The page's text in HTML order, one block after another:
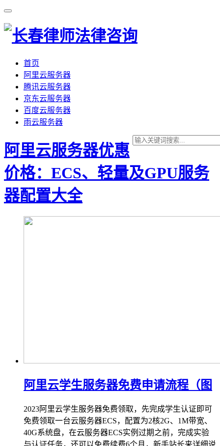
首页
阿里云服务器
腾讯云服务器
京东云服务器
百度云服务器
雨云服务器
阿里云服务器优惠
价格：ECS、轻量及GPU服务
器配置大全
阿里云学生服务器免费申请流程（图
2023阿里云学生服务器免费领取，先完成学生认证即可
免费领取一台云服务器ECS，配置为2核2G、1M带宽、
40G系统盘，在云服务器ECS实例过期之前，完成实验
与认证任务，还可以免费续费6个月，新手站长来详细说